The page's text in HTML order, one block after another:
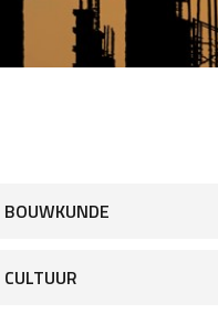
BOUWKUNDE
CULTUUR